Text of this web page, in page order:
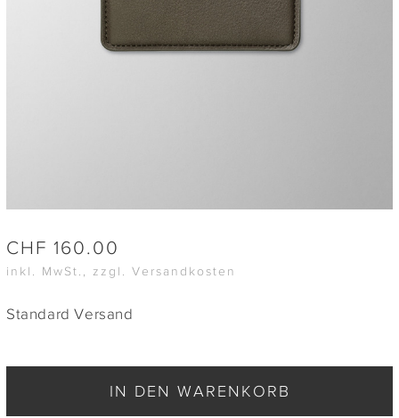
CHF 160.00
inkl. MwSt., zzgl. Versandkosten
Standard Versand
IN DEN WARENKORB